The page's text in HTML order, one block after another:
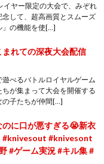
イヤー限定の大会で、みぞれ
して、超高画質とスムーズ
」の機能を使[…]
まれての深夜大会配信
べるバトルロイヤルゲーム
が集まって大会を開催する
の子たちが仲間[…]
のに口が悪すぎる😭新衣
#knivesout #knivesont
#ゲーム実況 #キル集 #